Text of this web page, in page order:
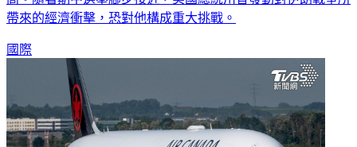
帶來的經濟衝擊，恐對他構成重大挑戰。
國際